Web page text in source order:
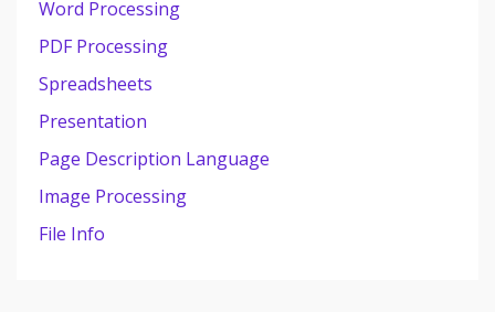
Word Processing
PDF Processing
Spreadsheets
Presentation
Page Description Language
Image Processing
File Info